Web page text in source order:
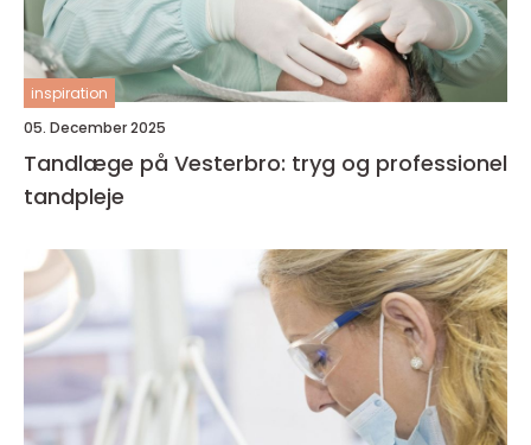
inspiration
05. December 2025
Tandlæge på Vesterbro: tryg og professionel
tandpleje